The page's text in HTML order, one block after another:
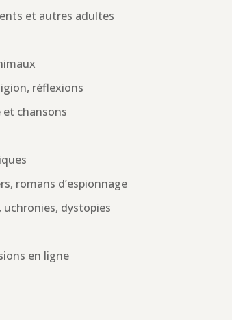
et autres adultes
réflexions
et chansons
romans d’espionnage
uchronies, dystopies
en ligne